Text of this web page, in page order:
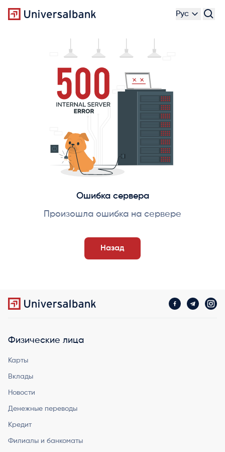
Рус
Ошибка сервера
Произошла ошибка на сервере
Назад
Физические лица
Карты
Вклады
Новости
Денежные переводы
Кредит
Филиалы и банкоматы